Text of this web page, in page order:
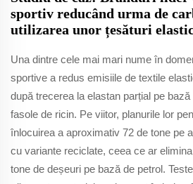
sportiv reducând urma de
utilizarea unor țesături
Una dintre cele mai mari nume în
sportive a redus emisiile de textile
după trecerea la elastan parțial pe
fasole de ricin. Pe viitor, planurile lor
înlocuirea a aproximativ 72 de tone pe
cu variante reciclate, ceea ce ar
tone de deșeuri pe bază de petrol.